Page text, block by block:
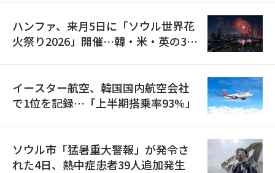
ハンファ、来月5日に「ソウル世界花
火祭り2026」開催…韓・米・英の3カ
イースター航空、韓国国内航空会社
で1位を記録…「上半期搭乗率93%」
ソウル市「猛暑重大警報」が発令さ
れた4日、熱中症患者39人追加発生